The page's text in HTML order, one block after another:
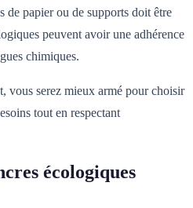
de papier ou de supports doit être
peuvent avoir une adhérence
chimiques.
vous serez mieux armé pour choisir
tout en respectant
écologiques